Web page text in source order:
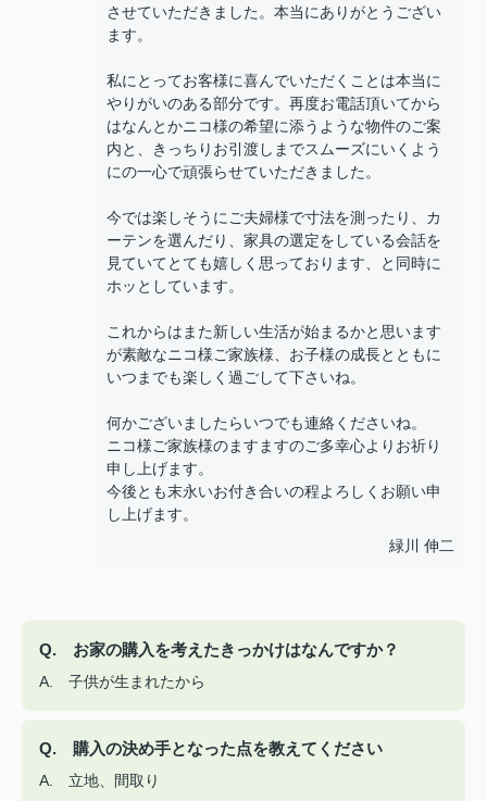
させていただきました。本当にありがとうござい
ます。
私にとってお客様に喜んでいただくことは本当に
やりがいのある部分です。再度お電話頂いてから
はなんとかニコ様の希望に添うような物件のご案
内と、きっちりお引渡しまでスムーズにいくよう
にの一心で頑張らせていただきました。
今では楽しそうにご夫婦様で寸法を測ったり、カ
ーテンを選んだり、家具の選定をしている会話を
見ていてとても嬉しく思っております、と同時に
ホッとしています。
これからはまた新しい生活が始まるかと思います
が素敵なニコ様ご家族様、お子様の成長とともに
いつまでも楽しく過ごして下さいね。
何かございましたらいつでも連絡くださいね。
ニコ様ご家族様のますますのご多幸心よりお祈り
申し上げます。
今後とも末永いお付き合いの程よろしくお願い申
し上げます。
緑川 伸二
Q. お家の購入を考えたきっかけはなんですか？
A. 子供が生まれたから
Q. 購入の決め手となった点を教えてください
A. 立地、間取り